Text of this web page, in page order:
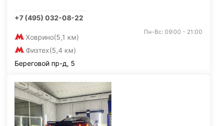
+7 (495) 032-08-22
Ховрино(5,1 км)
Физтех(5,4 км)
Пн-Вс: 09:00 - 21:00
Береговой пр-д, 5